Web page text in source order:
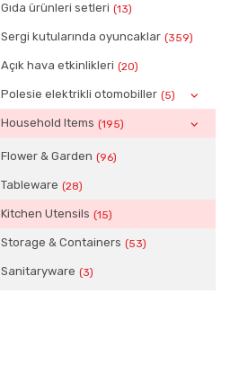
Gıda ürünleri setleri (13)
Sergi kutularında oyuncaklar (359)
Açık hava etkinlikleri (20)
Polesie elektrikli otomobiller (5)
Household Items (195)
Flower & Garden (96)
Tableware (28)
Kitchen Utensils (15)
Storage & Containers (53)
Sanitaryware (3)